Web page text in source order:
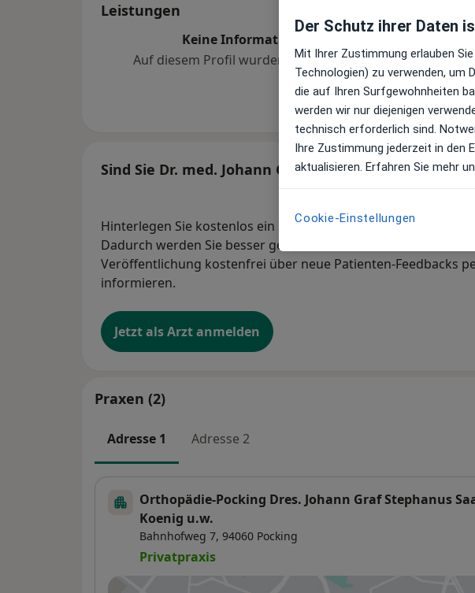
Leistungen
Keine Informationen über Leistungen und
Auf diesem Profil wurden noch keine Informationen
hinzugefügt.
Sind Sie Dr. med. Johann Graf?
Hinterlegen Sie kostenlos ein Portraitbild, Ihre Sprechzeiten
Dadurch werden Sie besser gefunden. Lassen Sie sich
Veröffentlichung kostenfrei über neue Patienten-Feedbacks
informieren.
Jetzt als Arzt anmelden
Praxen (2)
Adresse 1 Adresse 2
Orthopädie-Pocking Dres. Johann Graf Stephanus
Koenig u.w.
Bahnhofweg 7, 94060 Pocking
Privatpraxis
Der Schutz ihrer Daten
Mit Ihrer Zustimmung erlauben
Technologien) zu verwenden,
die auf Ihren Surfgewohnheiten
werden wir nur diejenigen
technisch erforderlich sind.
Ihre Zustimmung jederzeit in den
aktualisieren. Erfahren Sie mehr
Cookie-Einstellungen